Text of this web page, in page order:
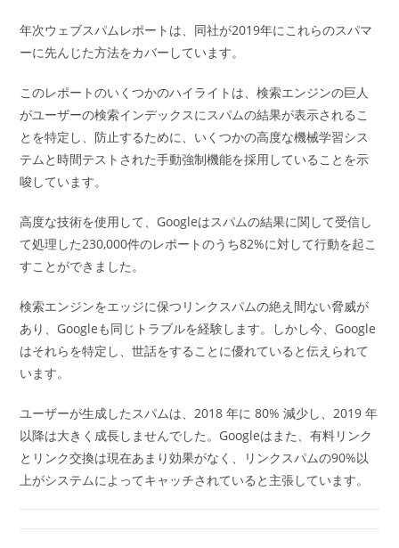
年次ウェブスパムレポートは、同社が2019年にこれらのスパマ
ーに先んじた方法をカバーしています。
このレポートのいくつかのハイライトは、検索エンジンの巨人
がユーザーの検索インデックスにスパムの結果が表示されるこ
とを特定し、防止するために、いくつかの高度な機械学習シス
テムと時間テストされた手動強制機能を採用していることを示
唆しています。
高度な技術を使用して、Googleはスパムの結果に関して受信し
て処理した230,000件のレポートのうち82%に対して行動を起こ
すことができました。
検索エンジンをエッジに保つリンクスパムの絶え間ない脅威が
あり、Googleも同じトラブルを経験します。しかし今、Google
はそれらを特定し、世話をすることに優れていると伝えられて
います。
ユーザーが生成したスパムは、2018 年に 80% 減少し、2019 年
以降は大きく成長しませんでした。Googleはまた、有料リンク
とリンク交換は現在あまり効果がなく、リンクスパムの90%以
上がシステムによってキャッチされていると主張しています。